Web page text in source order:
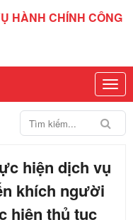
HÀNH CHÍNH CÔNG
hiện dịch vụ
khích người
hiện thủ tục